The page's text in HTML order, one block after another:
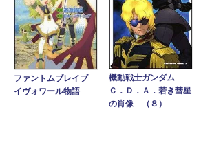
ファントムブレイブ
イヴォワール物語
機動戦士ガンダム
Ｃ．Ｄ．Ａ．若き彗星
の肖像 （８）